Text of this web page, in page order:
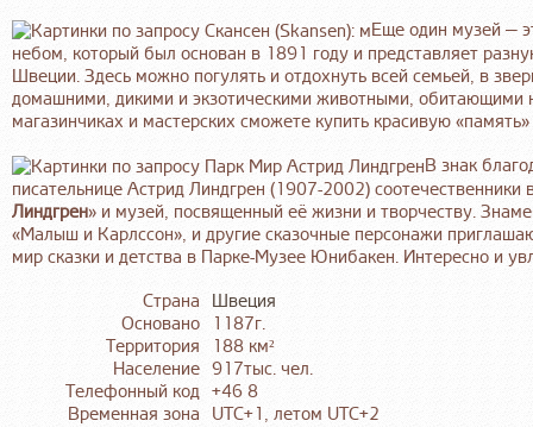
Еще один музей —
небом, который был основан в 1891 году и представляет
Швеции. Здесь можно погулять и отдохнуть всей семьей, в
домашними, дикими и экзотическими животными, обитающими
магазинчиках и мастерских сможете купить красивую
В знак
писательнице Астрид Линдгрен (1907-2002) соотечественники
Линдгрен» и музей, посвященный её жизни и творчеству.
«Малыш и Карлссон», и другие сказочные персонажи
мир сказки и детства в Парке-Музее Юнибакен. Интересно и
Страна
Швеция
Основано
1187г.
Территория
188 км²
Население 917тыс. чел.
Телефонный код +46 8
Временная зона
UTC+1, летом UTC+2